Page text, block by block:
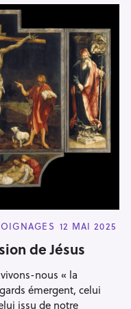
12 MAI 2025
de Jésus
nous « la
émergent, celui
issu de notre